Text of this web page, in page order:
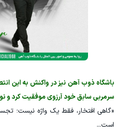
باشگاه ذوب آهن نیز در واکنش به این
سرمربی سابق خود آرزوی موفقیت کرد و
«گاهی افتخار، فقط یک واژه نیست؛
است...